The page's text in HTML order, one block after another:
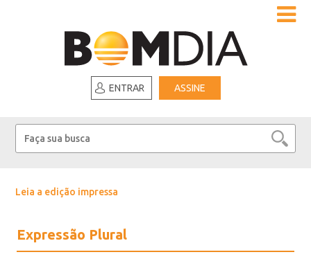
ENTRAR ASSINE
Leia a edição impressa
Expressão Plural